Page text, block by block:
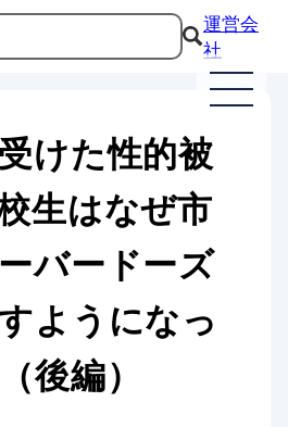
運営会
社
けた性的被
生はなぜ市
バードーズ
ようになっ
後編）